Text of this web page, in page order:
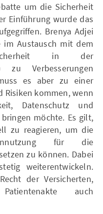
um die Sicherheit
Einführung wurde das
Brenya Adjei
im Austausch mit dem
in der
zu Verbesserungen
es aber zu einer
Risiken kommen, wenn
Datenschutz und
möchte. Es gilt,
zu reagieren, um die
für die
zu können. Dabei
weiterentwickeln.
der Versicherten,
auch